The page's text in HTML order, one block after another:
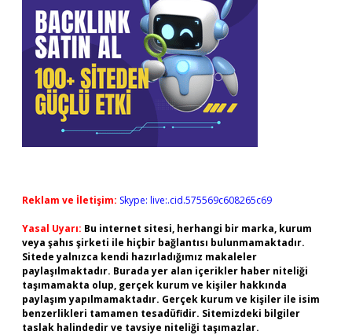
Reklam ve İletişim: Skype: live:.cid.575569c608265c69
Yasal Uyarı: Bu internet sitesi, herhangi bir marka, kurum
veya şahıs şirketi ile hiçbir bağlantısı bulunmamaktadır.
Sitede yalnızca kendi hazırladığımız makaleler
paylaşılmaktadır. Burada yer alan içerikler haber niteliği
taşımamakta olup, gerçek kurum ve kişiler hakkında
paylaşım yapılmamaktadır. Gerçek kurum ve kişiler ile isim
benzerlikleri tamamen tesadüfidir. Sitemizdeki bilgiler
taslak halindedir ve tavsiye niteliği taşımazlar.